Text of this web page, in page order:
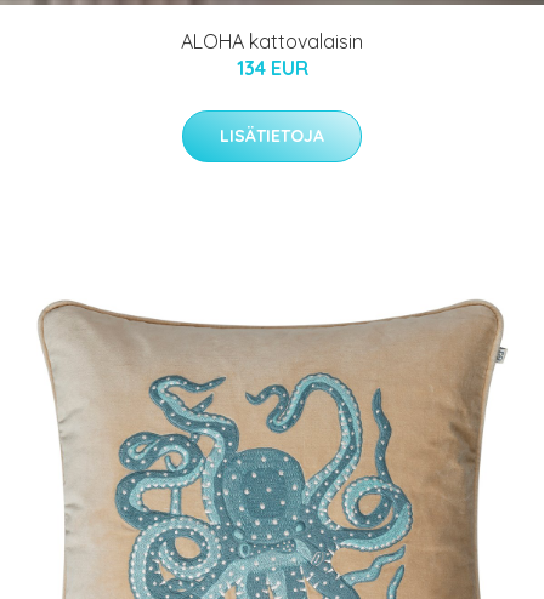
ALOHA kattovalaisin
134 EUR
LISÄTIETOJA